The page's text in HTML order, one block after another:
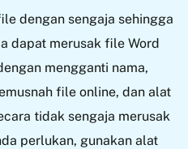
dengan sengaja sehingga
dapat merusak file Word
mengganti nama,
file online, dan alat
tidak sengaja merusak
perlukan, gunakan alat